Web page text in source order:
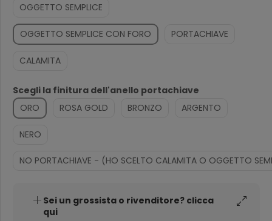
OGGETTO SEMPLICE
OGGETTO SEMPLICE CON FORO PORTACHIAVE
CALAMITA
Scegli la finitura dell'anello portachiave
ORO
ROSA GOLD BRONZO ARGENTO
NERO
NO PORTACHIAVE - (HO SCELTO CALAMITA O OGGETTO
Sei un grossista o rivenditore? clicca
qui